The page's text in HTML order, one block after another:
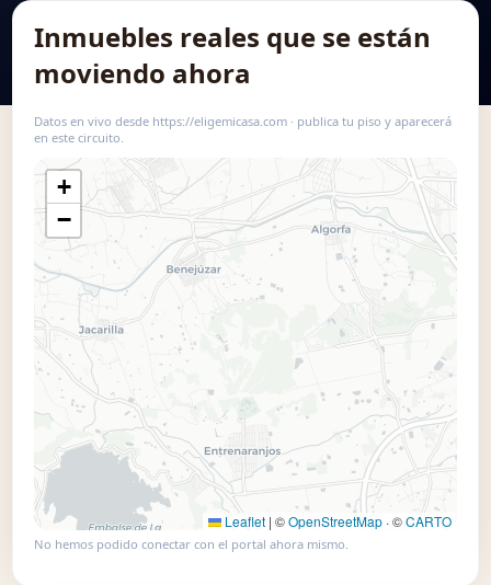
Inmuebles reales que se están
moviendo ahora
Datos en vivo desde https://eligemicasa.com · publica tu piso y aparecerá
en este circuito.
+
−
Leaflet | ©OpenStreetMap· ©CARTO
📍 Usar este mapa
No hemos podido conectar con el portal ahora mismo.